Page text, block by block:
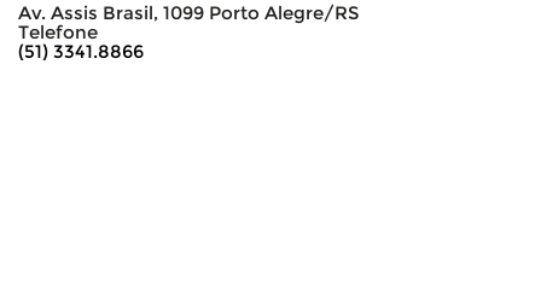
Av. Assis Brasil, 1099 Porto Alegre/RS
Telefone
(51) 3341.8866